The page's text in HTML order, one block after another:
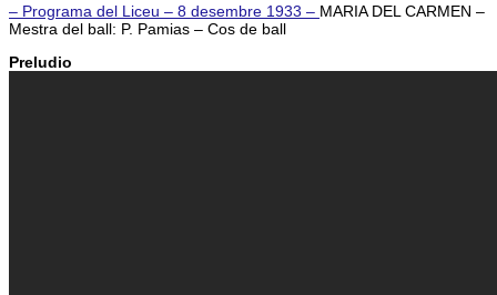
– Programa del Liceu – 8 desembre 1933 – MARIA DEL CARMEN –
Mestra del ball: P. Pamias – Cos de ball
Preludio